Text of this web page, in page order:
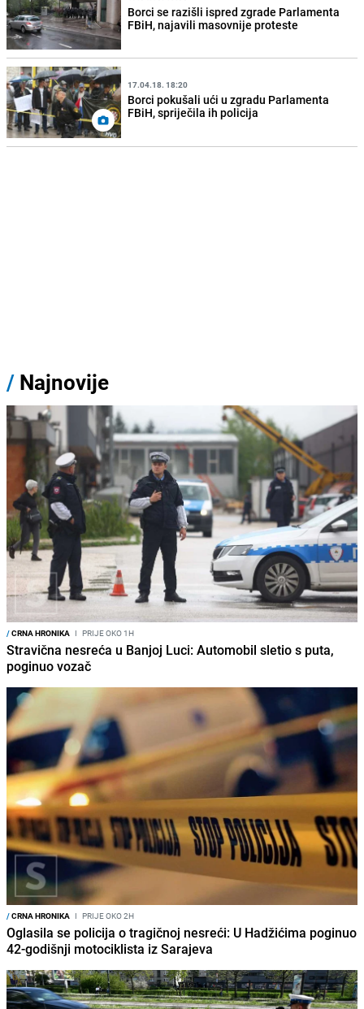
Borci se razišli ispred zgrade Parlamenta
FBiH, najavili masovnije proteste
17.04.18. 18:20
Borci pokušali ući u zgradu Parlamenta
FBiH, spriječila ih policija
/ Najnovije
/CRNA HRONIKA I PRIJE OKO 1H
Stravična nesreća u Banjoj Luci: Automobil sletio s puta,
poginuo vozač
/CRNA HRONIKA I PRIJE OKO 2H
Oglasila se policija o tragičnoj nesreći: U Hadžićima poginuo
42-godišnji motociklista iz Sarajeva